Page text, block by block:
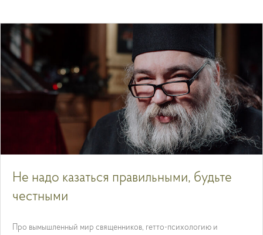
Не надо казаться правильными, будьте
честными
Про вымышленный мир священников, гетто-психологию и